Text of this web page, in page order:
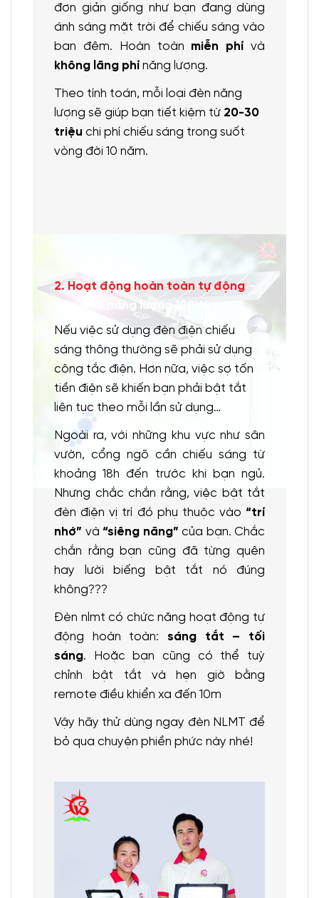
đơn giản giống như bạn đang dùng
ánh sáng mặt trời để chiếu sáng vào
ban đêm. Hoàn toàn miễn phí và
không lãng phí năng lượng.
Theo tính toán, mỗi loại đèn năng
lượng sẽ giúp bạn tiết kiệm từ 20-30
triệu chi phí chiếu sáng trong suốt
vòng đời 10 năm.
2. Hoạt động hoàn toàn tự động –
Đèn pha năng lượng 100W
Nếu việc sử dụng đèn điện chiếu
sáng thông thường sẽ phải sử dụng
công tắc điện. Hơn nữa, việc sợ tốn
tiền điện sẽ khiến bạn phải bật tắt
liên tục theo mỗi lần sử dụng…
Ngoài ra, với những khu vực như sân
vườn, cổng ngõ cần chiếu sáng từ
khoảng 18h đến trước khi bạn ngủ.
Nhưng chắc chắn rằng, việc bật tắt
đèn điện vị trí đó phụ thuộc vào “trí
nhớ” và “siêng năng” của bạn. Chắc
chắn rằng bạn cũng đã từng quên
hay lười biếng bật tắt nó đúng
không???
Đèn nlmt có chức năng hoạt động tự
động hoàn toàn: sáng tắt – tối
sáng. Hoặc bạn cũng có thể tuỳ
chỉnh bật tắt và hẹn giờ bằng
remote điều khiển xa đến 10m
Vậy hãy thử dùng ngay đèn NLMT để
bỏ qua chuyện phiền phức này nhé!